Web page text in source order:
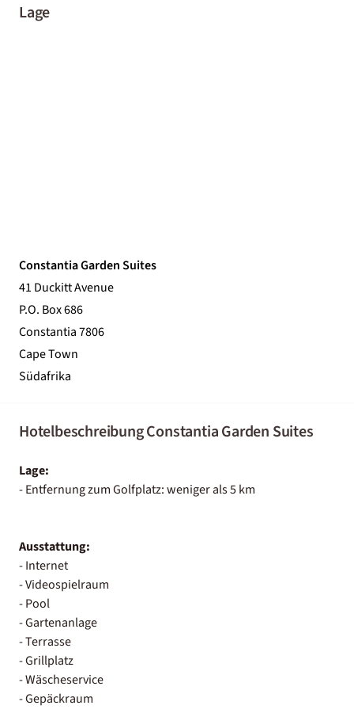
Lage
Constantia Garden Suites
41 Duckitt Avenue
P.O. Box 686
Constantia 7806
Cape Town
Südafrika
Hotelbeschreibung Constantia Garden Suites
Lage:
- Entfernung zum Golfplatz: weniger als 5 km
Ausstattung:
- Internet
- Videospielraum
- Pool
- Gartenanlage
- Terrasse
- Grillplatz
- Wäscheservice
- Gepäckraum